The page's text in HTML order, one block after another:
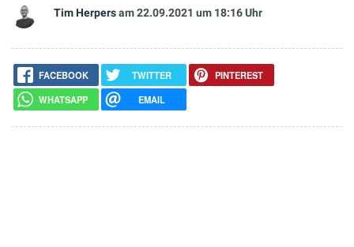
Tim Herpersam 22.09.2021 um 18:16 Uhr
FACEBOOK TWITTER
PINTEREST
WHATSAPP
EMAIL